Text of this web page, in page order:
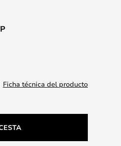
Ficha técnica del producto